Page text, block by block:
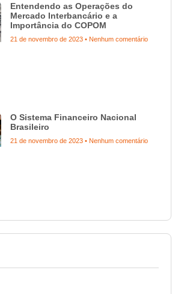
Entendendo as Operações do
Mercado Interbancário e a
Importância do COPOM
21 de novembro de 2023 Nenhum comentário
O Sistema Financeiro Nacional
Brasileiro
21 de novembro de 2023 Nenhum comentário